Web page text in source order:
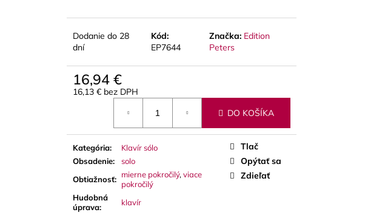
Dodanie do 28
dní
Kód:
EP7644
Značka: Edition
Peters
16,94 €
16,13 € bez DPH
DO KOŠÍKA
Kategória:
Klavír sólo
Obsadenie:
solo
Obtiažnosť: mierne pokročilý, viace
pokročilý
Hudobná
úprava: klavír
Tlač
Opýtať sa
Zdieľať